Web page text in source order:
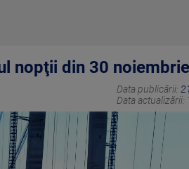
nopţii din 30 noiembrie
Data publicării:
Data actualizării: